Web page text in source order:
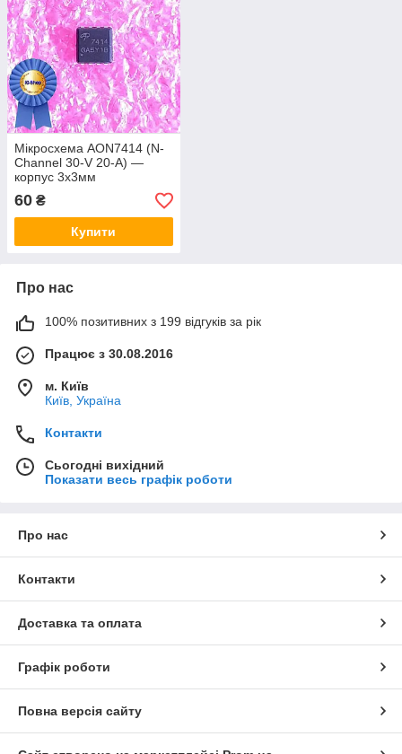
Мікросхема AON7414 (N-
Channel 30-V 20-A) —
корпус 3х3мм
60 ₴
Купити
Про нас
100% позитивних з 199 відгуків за рік
Працює з 30.08.2016
м. Київ
Київ, Україна
Контакти
Сьогодні вихідний
Показати весь графік роботи
Про нас
Контакти
Доставка та оплата
Графік роботи
Повна версія сайту